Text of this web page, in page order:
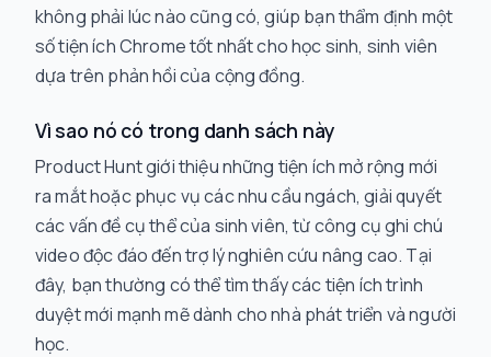
không phải lúc nào cũng có, giúp bạn thẩm định một
số tiện ích Chrome tốt nhất cho học sinh, sinh viên
dựa trên phản hồi của cộng đồng.
Vì sao nó có trong danh sách này
Product Hunt giới thiệu những tiện ích mở rộng mới
ra mắt hoặc phục vụ các nhu cầu ngách, giải quyết
các vấn đề cụ thể của sinh viên, từ công cụ ghi chú
video độc đáo đến trợ lý nghiên cứu nâng cao. Tại
đây, bạn thường có thể tìm thấy các tiện ích trình
duyệt mới mạnh mẽ dành cho nhà phát triển và người
học.